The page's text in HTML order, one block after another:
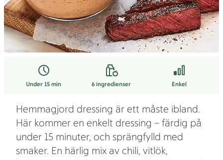
Under 15 min 6ingredienser Enkel
Hemmagjord dressing är ett måste ibland.
Här kommer en enkelt dressing – färdig på
under 15 minuter, och sprängfylld med
smaker. En härlig mix av chili, vitlök,